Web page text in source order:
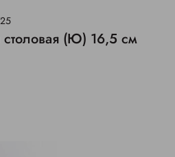
(Ю) 16,5 см